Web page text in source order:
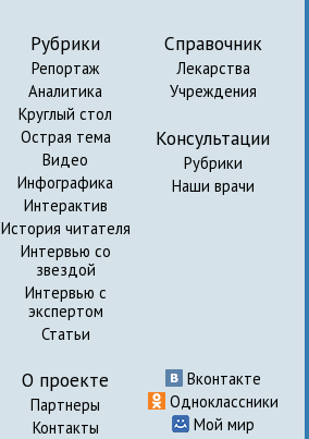
Рубрики
Репортаж
Аналитика
Круглый стол
Острая тема
Видео
Инфографика
Интерактив
История читателя
Интервью со
звездой
Интервью с
экспертом
Статьи
Справочник
Лекарства
Учреждения
Консультации
Рубрики
Наши врачи
О проекте
Партнеры
Контакты
Вконтакте
Одноклассники
Мой мир